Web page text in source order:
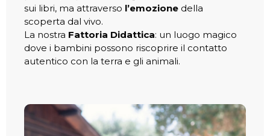
sui libri, ma attraverso l’emozione della
scoperta dal vivo.
La nostra Fattoria Didattica: un luogo magico
dove i bambini possono riscoprire il contatto
autentico con la terra e gli animali.